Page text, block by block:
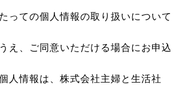
っての個人情報の取り扱いについて
え、ご同意いただける場合にお申込
人情報は、株式会社主婦と生活社